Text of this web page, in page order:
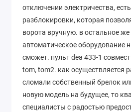
отключении электричества,
разблокировки, которая
ворота вручную. в остальное
автоматическое оборудование
сможет. пульт dea 433-1
tom, tom2. как осуществляется
сломали собственный брелок
новую модель на будущее, то
специалисты с радостью